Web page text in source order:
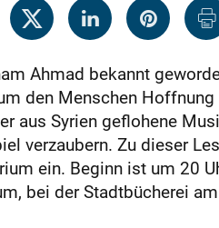
Ahmad bekannt
den Menschen
aus Syrien geflohene
verzaubern. Zu dieser
ein. Beginn ist um 20
bei der Stadtbücherei